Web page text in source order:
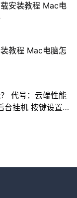
安装教程 Mac电
教程 Mac电脑怎
代号：云端性能
台挂机 按键设置